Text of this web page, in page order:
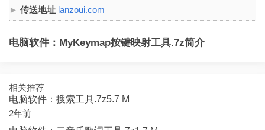
传送地址 lanzoui.com
电脑软件：MyKeymap按键映射工具.7z简介
相关推荐
电脑软件：搜索工具.7z5.7 M
2年前